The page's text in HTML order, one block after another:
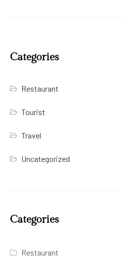
Categories
Restaurant
Tourist
Travel
Uncategorized
Categories
Restaurant